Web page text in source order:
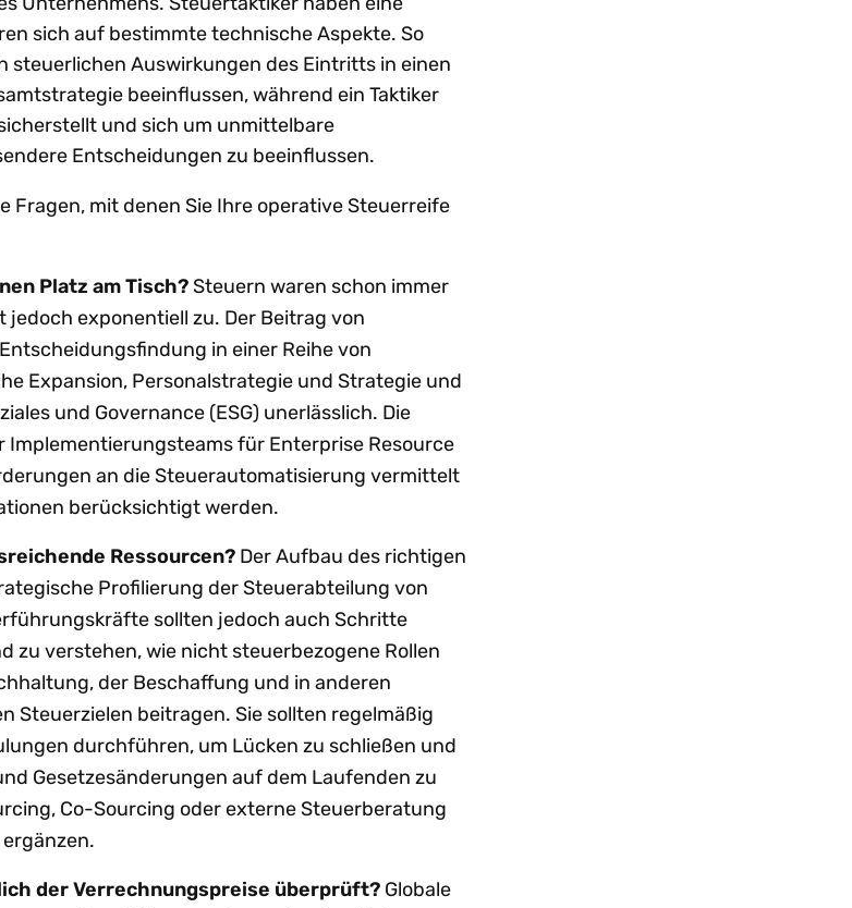
sich auf bestimmte technische Aspekte. So
steuerlichen Auswirkungen des Eintritts in einen
beeinflussen, während ein Taktiker
und sich um unmittelbare
Entscheidungen zu beeinflussen.
Fragen, mit denen Sie Ihre operative Steuerreife
Platz am Tisch?Steuern waren schon immer
exponentiell zu. Der Beitrag von
in einer Reihe von
Expansion, Personalstrategie und Strategie und
und Governance (ESG) unerlässlich. Die
Implementierungsteams für Enterprise Resource
an die Steuerautomatisierung vermittelt
berücksichtigt werden.
Ressourcen? Der Aufbau des richtigen
Profilierung der Steuerabteilung von
sollten jedoch auch Schritte
zu verstehen, wie nicht steuerbezogene Rollen
der Beschaffung und in anderen
Steuerzielen beitragen. Sie sollten regelmäßig
durchführen, um Lücken zu schließen und
Gesetzesänderungen auf dem Laufenden zu
Co-Sourcing oder externe Steuerberatung
der Verrechnungspreise überprüft? Globale